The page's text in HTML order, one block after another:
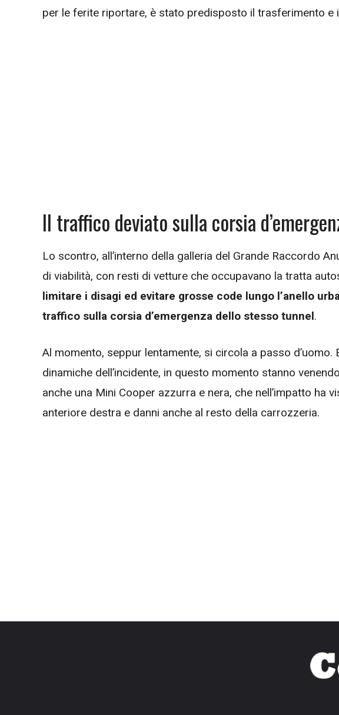
per le ferite riportare, è stato predisposto il trasferimento e
Il traffico deviato sulla corsia
Lo scontro, all’interno della galleria del Grande Raccordo
di viabilità, con resti di vetture che occupavano la tratta
limitare i disagi ed evitare grosse code lungo l’anello
traffico sulla corsia d’emergenza dello stesso tunnel.
Al momento, seppur lentamente, si circola a passo
dinamiche dell’incidente, in questo momento stanno
anche una Mini Cooper azzurra e nera, che nell’impatto ha
anteriore destra e danni anche al resto della carrozzeria.